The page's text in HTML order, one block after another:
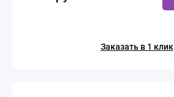
Заказать в 1 клик